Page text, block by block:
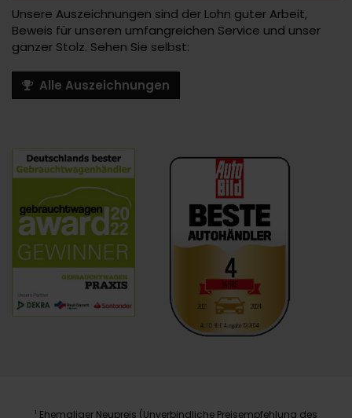
Unsere Auszeichnungen sind der Lohn guter Arbeit,
Beweis für unseren umfangreichen Service und unser
ganzer Stolz. Sehen Sie selbst:
Alle Auszeichnungen
1 Ehemaliger Neupreis (Unverbindliche Preisempfehlung des